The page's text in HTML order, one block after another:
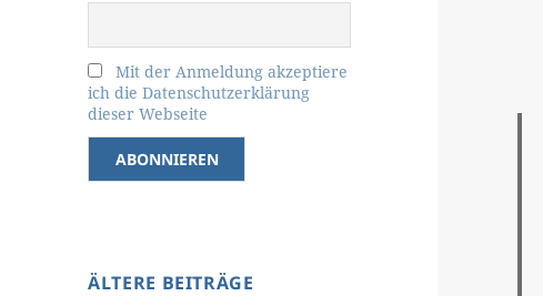
Mit der Anmeldung akzeptiere
ich die Datenschutzerklärung
dieser Webseite
ÄLTERE BEITRÄGE